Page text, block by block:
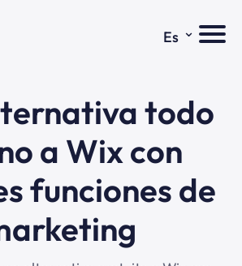
Es ⌄
todo
a Wix con
funciones de